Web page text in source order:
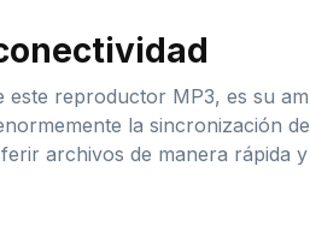
este reproductor MP3, es su
la sincronización
archivos de manera rápida